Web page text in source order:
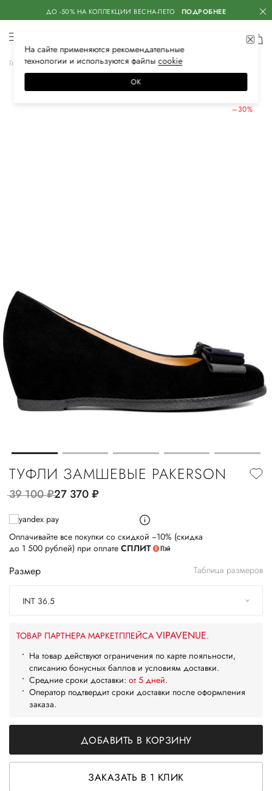
ДО -50% НА КОЛЛЕКЦИИ ВЕСНА-ЛЕТО ПОДРОБНЕЕ
Главная Женская Обувь Туфли
–30%
ТУФЛИ ЗАМШЕВЫЕ PAKERSON
39 100руб.27 370руб.
Оплачивайте все покупки со скидкой −10% (скидка
до 1 500 рублей) при оплате СПЛИТ
Размер Таблица размеров
INT 36.5
ТОВАР ПАРТНЕРА МАРКЕТПЛЕЙСА VIPAVENUE.
На товар действуют ограничения по карте лояльности,
списанию бонусных баллов и условиям доставки.
Средние сроки доставки: от 5 дней.
Оператор подтвердит сроки доставки после оформления
заказа.
ДОБАВИТЬ В КОРЗИНУ
ЗАКАЗАТЬ В 1 КЛИК
На сайте применяются рекомендательные
технологии и используются файлысооkiе
ОК